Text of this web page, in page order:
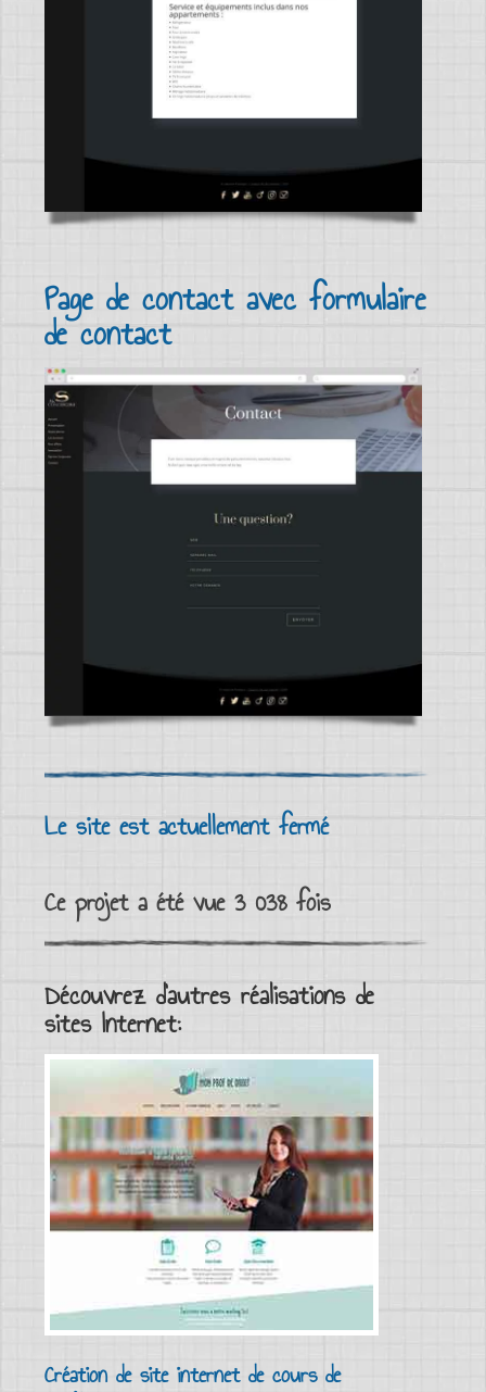
Page de contact avec formulaire
de contact
Le site est actuellement fermé
Ce projet a été vue 3 038 fois
Découvrez d'autres réalisations de
sites Internet:
Création de site internet de cours de